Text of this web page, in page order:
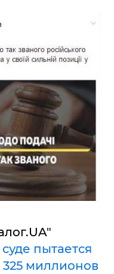
пытается
325 миллионов